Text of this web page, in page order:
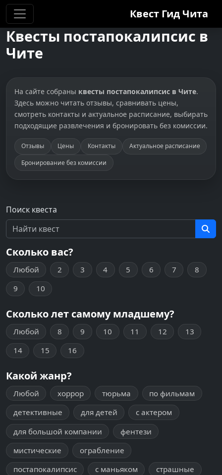
Квест Гид Чита
Квесты постапокалипсис в
Чите
На сайте собраны квесты постапокалипсис в Чите.
Здесь можно читать отзывы, сравнивать цены,
смотреть контакты и актуальное расписание, выбирать
подходящие развлечения и бронировать без комиссии.
Отзывы Цены Контакты
Актуальное расписание
Бронирование без комиссии
Поиск квеста
Сколько вас?
Любой 2 3 4 5 6 7
8
9
10
Сколько лет самому младшему?
Любой 8 9 10 11 12
13
14
15 16
Какой жанр?
Любой хоррор тюрьма
по фильмам
детективные
для детей
с актером
для большой компании
фентези
мистические
ограбление
постапокалипсис
с маньяком
страшные